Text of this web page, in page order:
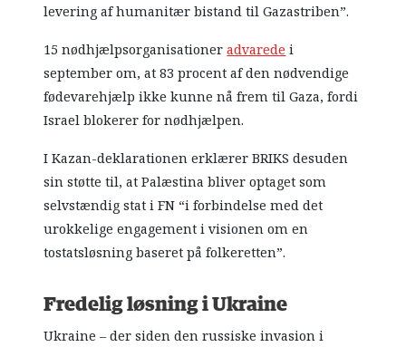
levering af humanitær bistand til Gazastriben”.
15 nødhjælpsorganisationeradvarede i
september om, at 83 procent af den nødvendige
fødevarehjælp ikke kunne nå frem til Gaza, fordi
Israel blokerer for nødhjælpen.
I Kazan-deklarationen erklærer BRIKS desuden
sin støtte til, at Palæstina bliver optaget som
selvstændig stat i FN “i forbindelse med det
urokkelige engagement i visionen om en
tostatsløsning baseret på folkeretten”.
Fredelig løsning i Ukraine
Ukraine – der siden den russiske invasion i